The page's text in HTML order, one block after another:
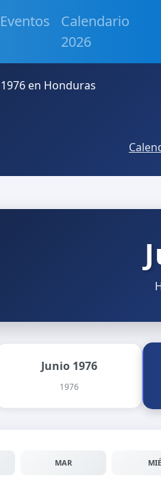
Eventos
Calendario
2026
en Honduras
Junio 1976
1976
MAR MIÉ